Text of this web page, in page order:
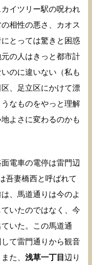
イツリー駅の呪われ
相性の悪さ、カオス
とっては驚きと困惑
の人はきっと都市計
のに違いない（私も
、足立区にかけて漂
なものをやっと理解
よさに変わるのかも
電車の電停は雷門辺
吾妻橋西と呼ばれて
、馬道通りは今のよ
いたのではなく、今
いた。この馬道通
て雷門通りから観音
た、 浅草一丁目 辺り